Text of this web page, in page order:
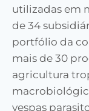
utilizadas em
de 34
portfólio da
mais de 30
agricultura
vespas